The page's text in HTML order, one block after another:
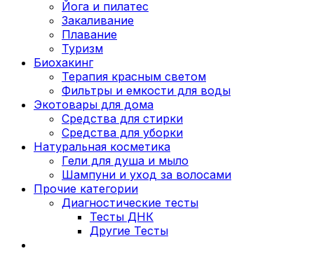
Йога и пилатес
Закаливание
Плавание
Туризм
Биохакинг
Терапия красным светом
Фильтры и емкости для воды
Экотовары для дома
Средства для стирки
Средства для уборки
Натуральная косметика
Гели для душа и мыло
Шампуни и уход за волосами
Прочие категории
Диагностические тесты
Тесты ДНК
Другие Тесты